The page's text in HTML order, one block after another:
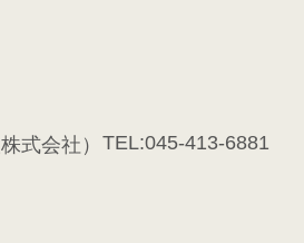
式会社） TEL:045-413-6881